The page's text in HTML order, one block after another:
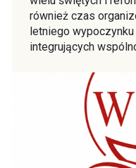
również czas
letniego
integrujących